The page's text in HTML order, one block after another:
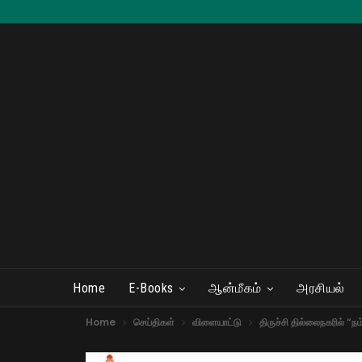
Home E-Books ஆன்மீகம் அரசியல்
Home செய்திகள் விளையாட்டு திருச்சி தில்லைநகரில்